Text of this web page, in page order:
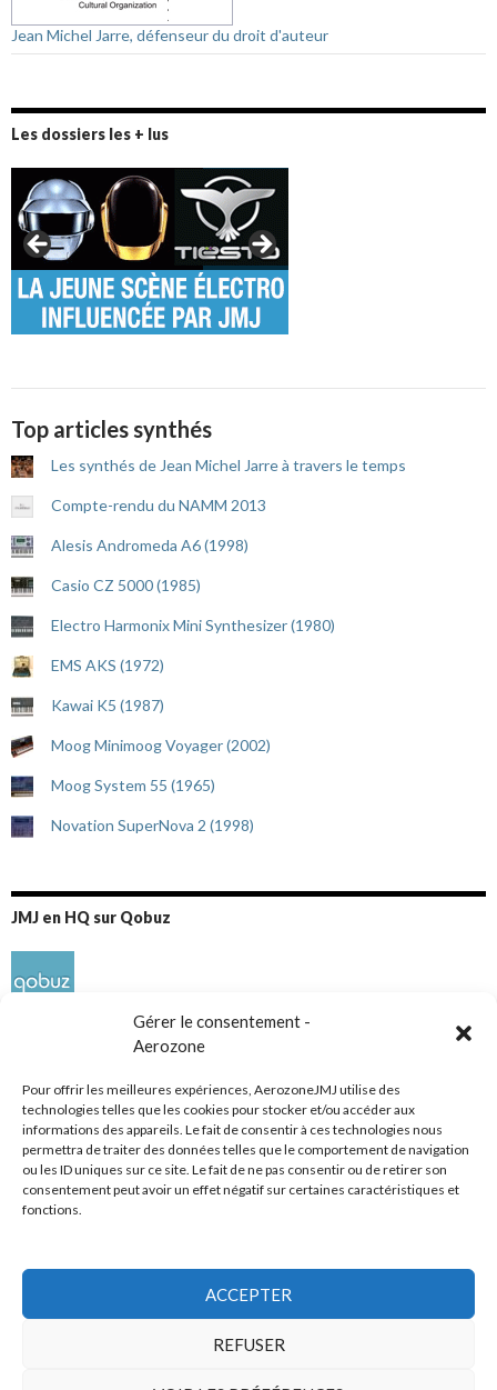
Gérer le consentement -
Aerozone
Pour offrir les meilleures expériences, AerozoneJMJ utilise des
technologies telles que les cookies pour stocker et/ou accéder aux
informations des appareils. Le fait de consentir à ces technologies nous
permettra de traiter des données telles que le comportement de navigation
ou les ID uniques sur ce site. Le fait de ne pas consentir ou de retirer son
consentement peut avoir un effet négatif sur certaines caractéristiques et
fonctions.
ACCEPTER
REFUSER
Jean Michel Jarre, défenseur du droit d'auteur
Les dossiers les + lus
Top articles synthés
Les synthés de Jean Michel Jarre à travers le temps
Compte-rendu du NAMM 2013
Alesis Andromeda A6 (1998)
Casio CZ 5000 (1985)
Electro Harmonix Mini Synthesizer (1980)
EMS AKS (1972)
Kawai K5 (1987)
Moog Minimoog Voyager (2002)
Moog System 55 (1965)
Novation SuperNova 2 (1998)
JMJ en HQ sur Qobuz
Réseaux sociaux
© Mars 2006-Août 2026